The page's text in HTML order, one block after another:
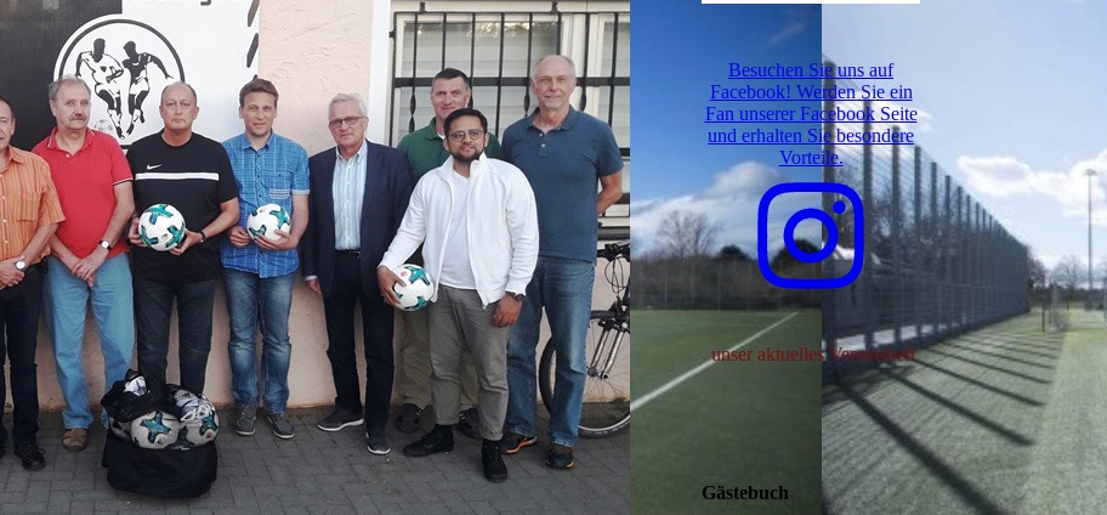
Besuchen Sie uns auf
Facebook! Werden Sie ein
Fan unserer Facebook Seite
und erhalten Sie besondere
Vorteile.
unser aktuelles Vereinsheft
Gästebuch